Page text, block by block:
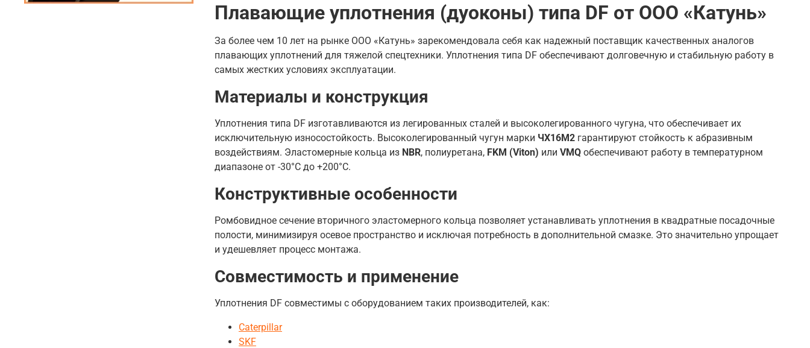
Плавающие уплотнения (дуоконы) типа DF от ООО «Катунь»
За более чем 10 лет на рынке ООО «Катунь» зарекомендовала себя как надежный поставщик качественных аналогов
плавающих уплотнений для тяжелой спецтехники. Уплотнения типа DF обеспечивают долговечную и стабильную работу в
самых жестких условиях эксплуатации.
Материалы и конструкция
Уплотнения типа DF изготавливаются из легированных сталей и высоколегированного чугуна, что обеспечивает их
исключительную износостойкость. Высоколегированный чугун марки ЧХ16М2гарантируют стойкость к абразивным
воздействиям. Эластомерные кольца из NBR, полиуретана, FKM (Viton) или VMQобеспечивают работу в температурном
диапазоне от -30°C до +200°C.
Конструктивные особенности
Ромбовидное сечение вторичного эластомерного кольца позволяет устанавливать уплотнения в квадратные посадочные
полости, минимизируя осевое пространство и исключая потребность в дополнительной смазке. Это значительно упрощает
и удешевляет процесс монтажа.
Совместимость и применение
Уплотнения DF совместимы с оборудованием таких производителей, как:
Caterpillar
SKF